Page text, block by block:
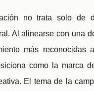
no trata solo de
Al alinearse con una
más reconocidas
como la marca
El tema de la